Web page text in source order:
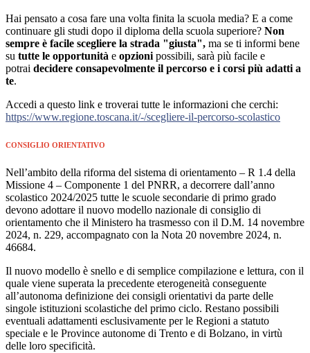
Hai pensato a cosa fare una volta finita la scuola media? E a come
continuare gli studi dopo il diploma della scuola superiore? Non
sempre è facile scegliere la strada "giusta", ma se ti informi bene
su tutte le opportunità e opzioni possibili, sarà più facile e
potrai decidere consapevolmente il percorso e i corsi più adatti a
te.
Accedi a questo link e troverai tutte le informazioni che cerchi:
https://www.regione.toscana.it/-/scegliere-il-percorso-scolastico
CONSIGLIO ORIENTATIVO
Nell’ambito della riforma del sistema di orientamento – R 1.4 della
Missione 4 – Componente 1 del PNRR, a decorrere dall’anno
scolastico 2024/2025 tutte le scuole secondarie di primo grado
devono adottare il nuovo modello nazionale di consiglio di
orientamento che il Ministero ha trasmesso con il D.M. 14 novembre
2024, n. 229, accompagnato con la Nota 20 novembre 2024, n.
46684.
Il nuovo modello è snello e di semplice compilazione e lettura, con il
quale viene superata la precedente eterogeneità conseguente
all’autonoma definizione dei consigli orientativi da parte delle
singole istituzioni scolastiche del primo ciclo. Restano possibili
eventuali adattamenti esclusivamente per le Regioni a statuto
speciale e le Province autonome di Trento e di Bolzano, in virtù
delle loro specificità.